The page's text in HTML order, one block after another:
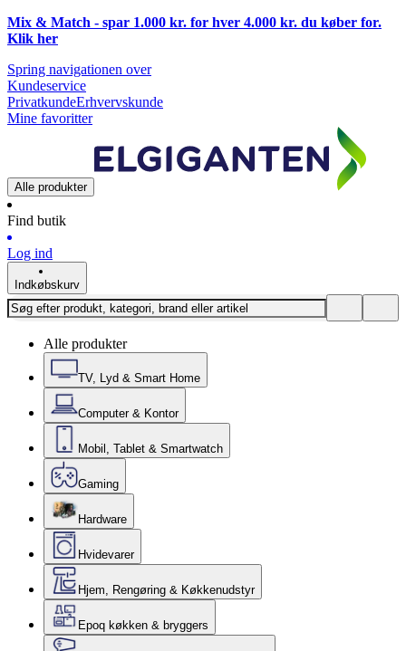
Mix & Match - spar 1.000 kr. for hver 4.000 kr. du køber for.
Klik her
Spring navigationen over
Kundeservice
PrivatkundeErhvervskunde
Mine favoritter
Alle produkter
Find butik
Log ind
Indkøbskurv
Alle produkter
TV, Lyd & Smart Home
Computer & Kontor
Mobil, Tablet & Smartwatch
Gaming
Hardware
Hvidevarer
Hjem, Rengøring & Køkkenudstyr
Epoq køkken & bryggers